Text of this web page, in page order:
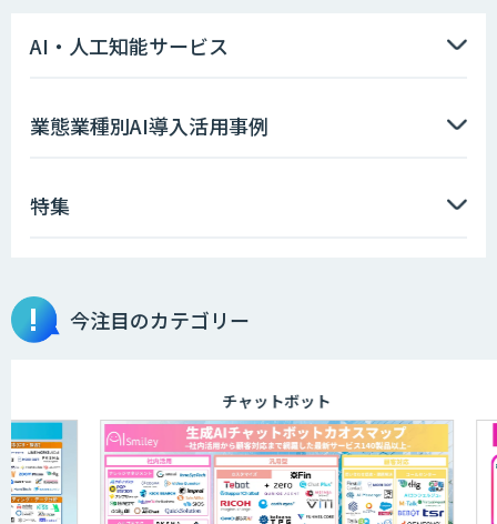
AIエージェント開発支援
AIエンジニアアカデミー（バイブコーデ
aiDAPTIV+
ELYZA Works with KDDI
AI・人工知能サービス
業態業種別AI導入活用事例
特集
今注目のカテゴリー
チャットボット